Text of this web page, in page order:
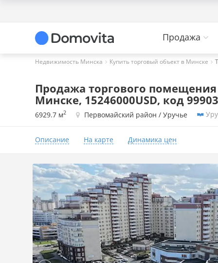
Продажа
Недвижимость Минска Купить торговый объект в Минске
Продажа торгового
Минске, 15246000USD, код
6929.7 м2 Первомайский район / Уручье
Описание На карте Динамика цен